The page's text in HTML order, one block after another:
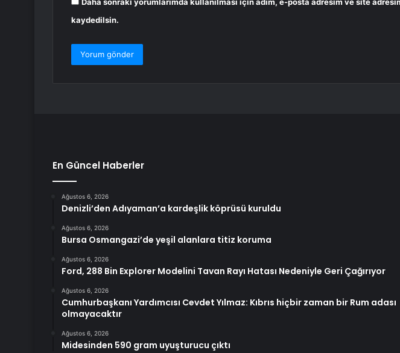
Daha sonraki yorumlarımda kullanılması için adım, e-posta adresim ve site
kaydedilsin.
En Güncel Haberler
Ağustos 6, 2026
Denizli’den Adıyaman’a kardeşlik köprüsü kuruldu
Ağustos 6, 2026
Bursa Osmangazi’de yeşil alanlara titiz koruma
Ağustos 6, 2026
Ford, 288 Bin Explorer Modelini Tavan Rayı Hatası Nedeniyle Geri Çağırıyor
Ağustos 6, 2026
Cumhurbaşkanı Yardımcısı Cevdet Yılmaz: Kıbrıs hiçbir zaman bir Rum adası
olmayacaktır
Ağustos 6, 2026
Midesinden 590 gram uyuşturucu çıktı